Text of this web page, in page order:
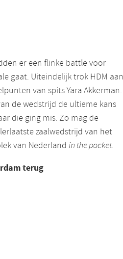
er een flinke battle voor
gaat. Uiteindelijk trok HDM aan
van spits Yara Akkerman.
de wedstrijd de ultieme kans
die ging mis. Zo mag de
zaalwedstrijd van het
van Nederland in the pocket.
terug